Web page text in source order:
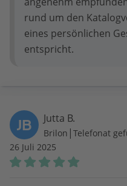
rund um den
eines persönlichen
entspricht.
JB Jutta B.
Brilon | Telefonat
26 Juli 2025